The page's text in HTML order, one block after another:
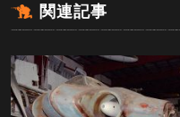
関連記事